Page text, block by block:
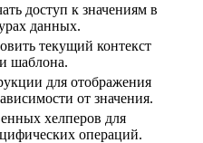
доступ к значениям в
данных.
текущий контекст
шаблона.
для отображения
от значения.
хелперов для
операций.